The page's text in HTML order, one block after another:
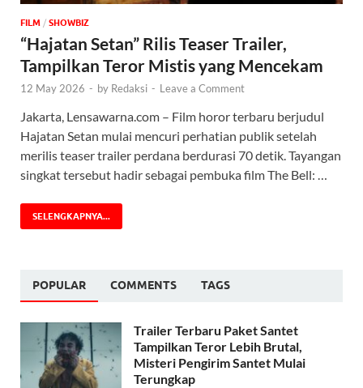
FILM / ‎SHOWBIZ
“Hajatan Setan” Rilis Teaser Trailer,
Tampilkan Teror Mistis yang Mencekam
12 May 2026 - by Redaksi - Leave a Comment
Jakarta, Lensawarna.com – Film horor terbaru berjudul
Hajatan Setan mulai mencuri perhatian publik setelah
merilis teaser trailer perdana berdurasi 70 detik. Tayangan
singkat tersebut hadir sebagai pembuka film The Bell: …
SELENGKAPNYA...
POPULAR COMMENTS TAGS
Trailer Terbaru Paket Santet
Tampilkan Teror Lebih Brutal,
Misteri Pengirim Santet Mulai
Terungkap